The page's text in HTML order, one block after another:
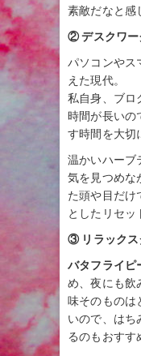
素敵だなと感
② デスクワー
パソコンやス
えた現代。
私自身、ブロ
時間が長いの
す時間を大切
温かいハーブ
気を見つめな
た頭や目だけ
としたリセッ
③ リラックス
バタフライピ
め、夜にも飲
味そのものは
いので、はち
るのもおすす